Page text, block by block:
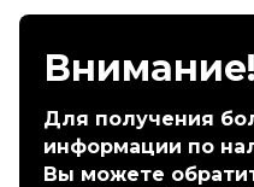
Внимание!
Для получения
информации по
Вы можете